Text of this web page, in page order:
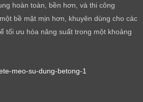
hoàn toàn, bền hơn, và thi công
bề mặt mịn hơn, khuyên dùng cho các
tối ưu hóa năng suất trong một khoảng